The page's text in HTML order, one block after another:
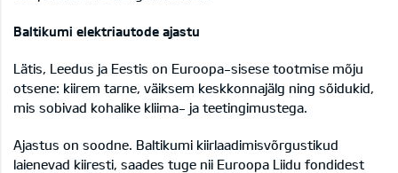
Baltikumi elektriautode ajastu
Lätis, Leedus ja Eestis on Euroopa-sisese tootmise mõju
otsene: kiirem tarne, väiksem keskkonnajälg ning sõidukid,
mis sobivad kohalike kliima- ja teetingimustega.
Ajastus on soodne. Baltikumi kiirlaadimisvõrgustikud
laienevad kiiresti, saades tuge nii Euroopa Liidu fondidest